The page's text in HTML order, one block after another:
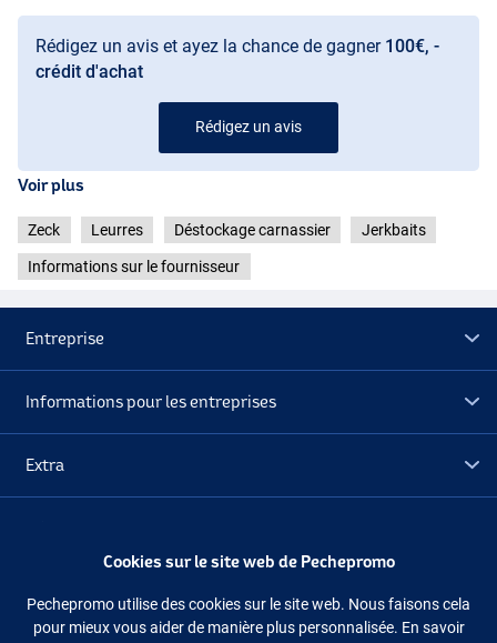
Rédigez un avis et ayez la chance de gagner 100€, -
crédit d'achat
Rédigez un avis
Voir plus
Zeck Leurres Déstockage carnassier Jerkbaits
Informations sur le fournisseur
Entreprise
Informations pour les entreprises
Extra
Suivez-nous Facebook Instagram
Cookies sur le site web de Pechepromo
Pechepromo utilise des cookies sur le site web. Nous faisons cela
pour mieux vous aider de manière plus personnalisée. En savoir